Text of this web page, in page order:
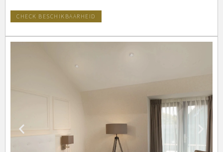
CHECK BESCHIKBAARHEID